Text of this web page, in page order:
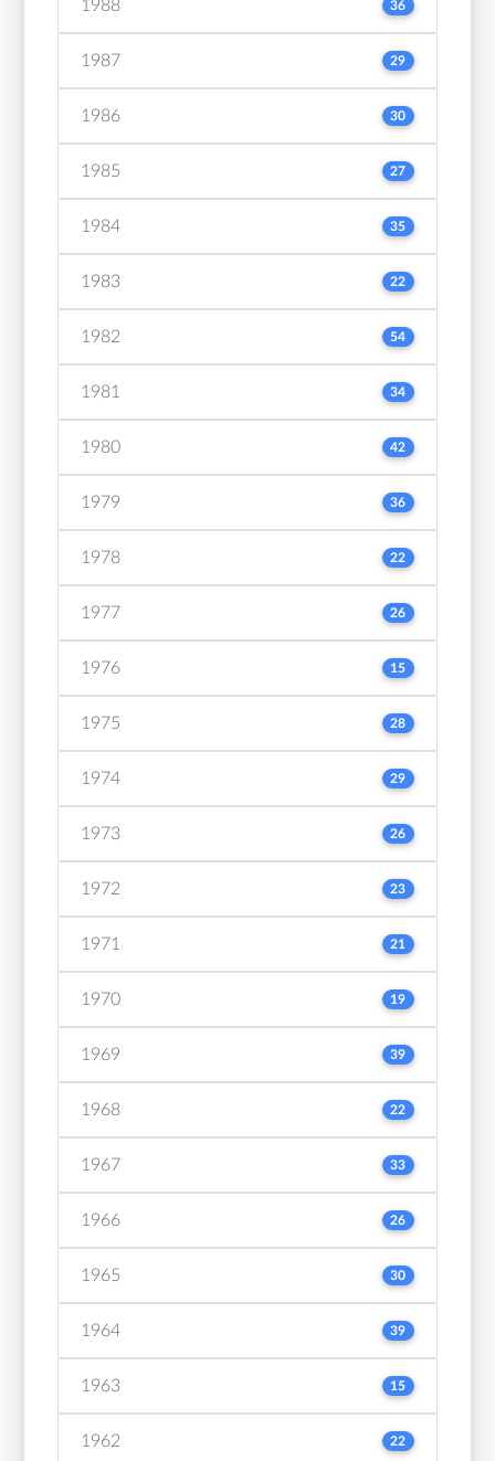
1988 36
1987 29
1986 30
1985 27
1984 35
1983 22
1982 54
1981 34
1980 42
1979 36
1978 22
1977 26
1976 15
1975 28
1974 29
1973 26
1972 23
1971 21
1970 19
1969 39
1968 22
1967 33
1966 26
1965 30
1964 39
1963 15
1962 22